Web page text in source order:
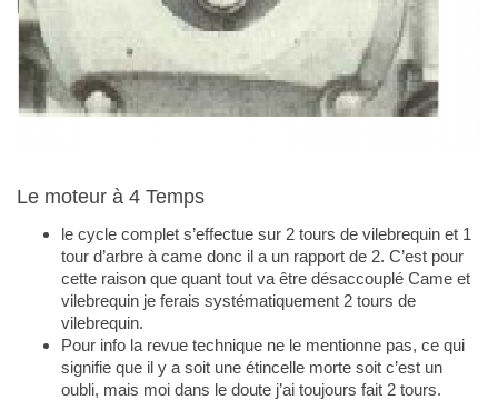
Le moteur à 4 Temps
le cycle complet s’effectue sur 2 tours de vilebrequin et 1
tour d’arbre à came donc il a un rapport de 2. C’est pour
cette raison que quant tout va être désaccouplé Came et
vilebrequin je ferais systématiquement 2 tours de
vilebrequin.
Pour info la revue technique ne le mentionne pas, ce qui
signifie que il y a soit une étincelle morte soit c’est un
oubli, mais moi dans le doute j’ai toujours fait 2 tours.